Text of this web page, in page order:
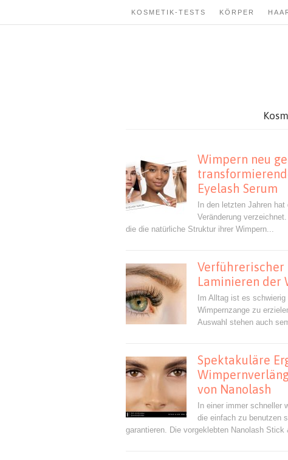
KOSMETIK-TESTS KÖRPER
Wimpern neu
Eyelash Serum
In den letzten Jahren
Veränderung
die die natürliche Struktur ihrer Wimpern...
Verführerischer
Laminieren der
Im Alltag ist es
Wimpernzange zu
Auswahl stehen auch
Spektakuläre
von Nanolash
In einer immer schneller
die einfach zu benutzen
garantieren. Die vorgeklebten Nanolash Stick